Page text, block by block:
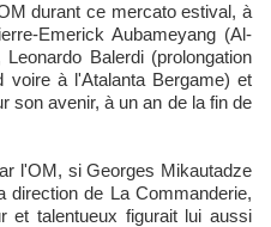
durant ce mercato estival, à
Emerick Aubameyang (Al-
Balerdi (prolongation
voire à l'Atalanta Bergame) et
son avenir, à un an de la fin de
l'OM, si Georges Mikautadze
direction de La Commanderie,
et talentueux figurait lui aussi